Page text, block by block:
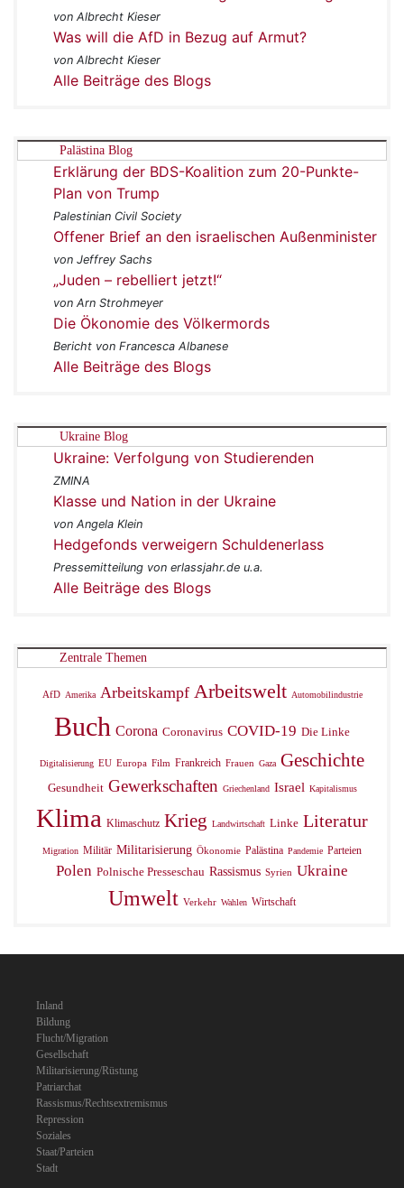
von Albrecht Kieser
Was will die AfD in Bezug auf Armut?
von Albrecht Kieser
Alle Beiträge des Blogs
Palästina Blog
Erklärung der BDS-Koalition zum 20-Punkte-
Plan von Trump
Palestinian Civil Society
Offener Brief an den israelischen Außenminister
von Jeffrey Sachs
„Juden – rebelliert jetzt!“
von Arn Strohmeyer
Die Ökonomie des Völkermords
Bericht von Francesca Albanese
Alle Beiträge des Blogs
Ukraine Blog
Ukraine: Verfolgung von Studierenden
ZMINA
Klasse und Nation in der Ukraine
von Angela Klein
Hedgefonds verweigern Schuldenerlass
Pressemitteilung von erlassjahr.de u.a.
Alle Beiträge des Blogs
Zentrale Themen
AfD Amerika Arbeitskampf Arbeitswelt Automobilindustrie
Buch Corona Coronavirus COVID-19 Die Linke
Digitalisierung EU Europa Film Frankreich Frauen Gaza Geschichte
Gesundheit Gewerkschaften Griechenland Israel Kapitalismus
Klima Klimaschutz Krieg Landwirtschaft Linke Literatur
Migration Militär Militarisierung Ökonomie Palästina Pandemie Parteien
Polen Polnische Presseschau Rassismus Syrien Ukraine
Umwelt Verkehr Wahlen Wirtschaft
Inland
Bildung
Flucht/Migration
Gesellschaft
Militarisierung/Rüstung
Patriarchat
Rassismus/Rechtsextremismus
Repression
Soziales
Staat/Parteien
Stadt